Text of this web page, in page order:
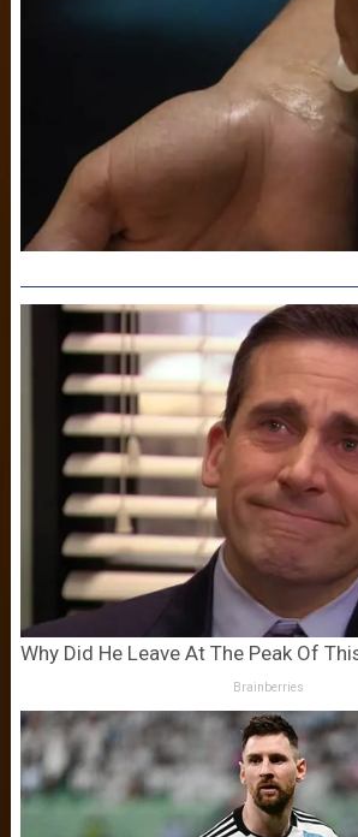
Why Did He Leave At The Peak Of
Brainberries